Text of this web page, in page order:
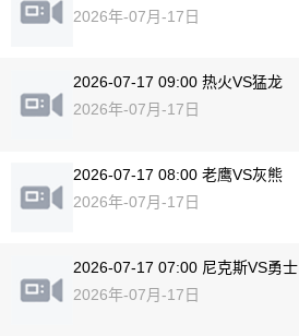
2026年-07月-17日
2026-07-17 09:00 热火VS猛龙
2026年-07月-17日
2026-07-17 08:00 老鹰VS灰熊
2026年-07月-17日
2026-07-17 07:00 尼克斯VS勇士
2026年-07月-17日